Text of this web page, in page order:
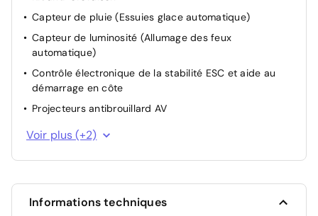
Capteur de pluie (Essuies glace automatique)
Capteur de luminosité (Allumage des feux
automatique)
Contrôle électronique de la stabilité ESC et aide au
démarrage en côte
Projecteurs antibrouillard AV
Système de reconnaissance des panneaux de
signalisation
Système d'affichage de perte de pression des pneus
Voir plus (+2)
Informations techniques